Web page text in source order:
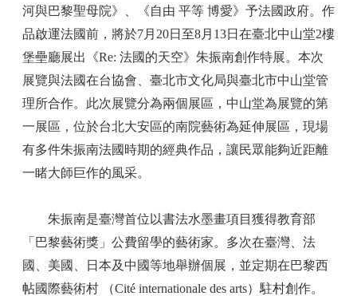
河與巴黎聖母院》、《自由 平等 博愛》予法國政府。作
品啟運法國前，將於7月20日至8月13日在臺北中山堂2樓
堡壘廳展出《Re: 法國的天空》朱振南創作特展。本次
展覽與法國在台協會、臺北市文化局與臺北市中山堂管
理所合作。此次展覽分為兩個展區，中山堂為展覽的第
一展區，位於台北大安區的南院藝術為延伸展區，現場
有多件朱振南法國時期的經典作品，讓民眾能夠近距離
一睹大師巨作的風采。
朱振南是臺灣首位以書法水墨畫項目獲得教育部
「巴黎藝術獎」公費留學的藝術家。多次在臺灣、法
國、美國、日本及中國等地舉辦個展，並定期在巴黎西
帖國際藝術村 （Cité internationale des arts）駐村創作。